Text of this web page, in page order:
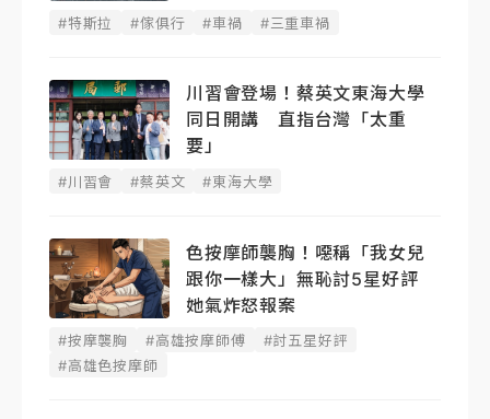
#特斯拉 #傢俱行 #車禍 #三重車禍
川習會登場！蔡英文東海大學
同日開講 直指台灣「太重
要」
#川習會 #蔡英文 #東海大學
色按摩師襲胸！噁稱「我女兒
跟你一樣大」無恥討5星好評
她氣炸怒報案
#按摩襲胸 #高雄按摩師傅
#討五星好評
#高雄色按摩師